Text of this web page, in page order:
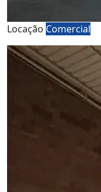
Locação Comercial